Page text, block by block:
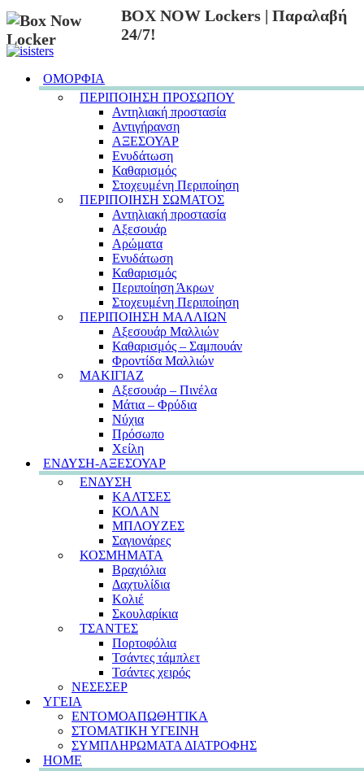
BOX NOW Lockers | Παραλαβή
24/7!
ΟΜΟΡΦΙΑ
ΠΕΡΙΠΟΙΗΣΗ ΠΡΟΣΩΠΟΥ
Αντηλιακή προστασία
Αντιγήρανση
ΑΞΕΣΟΥΑΡ
Ενυδάτωση
Καθαρισμός
Στοχευμένη Περιποίηση
ΠΕΡΙΠΟΙΗΣΗ ΣΩΜΑΤΟΣ
Αντηλιακή προστασία
Αξεσουάρ
Αρώματα
Ενυδάτωση
Καθαρισμός
Περιποίηση Άκρων
Στοχευμένη Περιποίηση
ΠΕΡΙΠΟΙΗΣΗ ΜΑΛΛΙΩΝ
Αξεσουάρ Μαλλιών
Καθαρισμός – Σαμπουάν
Φροντίδα Μαλλιών
ΜΑΚΙΓΙΑΖ
Αξεσουάρ – Πινέλα
Μάτια – Φρύδια
Νύχια
Πρόσωπο
Χείλη
ΕΝΔΥΣΗ-ΑΞΕΣΟΥΑΡ
ΕΝΔΥΣΗ
ΚΑΛΤΣΕΣ
ΚΟΛΑΝ
ΜΠΛΟΥΖΕΣ
Σαγιονάρες
ΚΟΣΜΗΜΑΤΑ
Βραχιόλια
Δαχτυλίδια
Κολιέ
Σκουλαρίκια
ΤΣΑΝΤΕΣ
Πορτοφόλια
Τσάντες τάμπλετ
Τσάντες χειρός
ΝΕΣΕΣΕΡ
ΥΓΕΙΑ
ΕΝΤΟΜΟΑΠΩΘΗΤΙΚΑ
ΣΤΟΜΑΤΙΚΗ ΥΓΕΙΝΗ
ΣΥΜΠΛΗΡΩΜΑΤΑ ΔΙΑΤΡΟΦΗΣ
HOME